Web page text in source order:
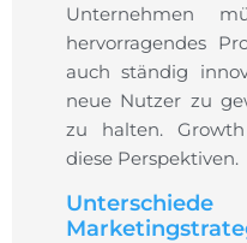
Unternehmen
hervorragendes
auch ständig
neue Nutzer zu
zu halten.
diese Perspektiven.